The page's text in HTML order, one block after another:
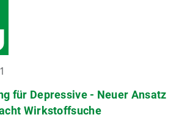
für Depressive - Neuer Ansatz
Wirkstoffsuche